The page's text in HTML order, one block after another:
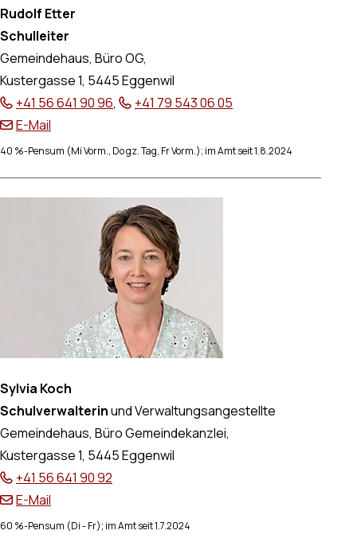
Rudolf Etter
Schulleiter
Gemeindehaus, Büro OG,
Kustergasse 1, 5445 Eggenwil
+41 56 641 90 96,
+41 79 543 06 05
E-Mail
40 %-Pensum (Mi Vorm., Do gz. Tag, Fr Vorm.); im Amt seit 1.8.2024
Sylvia Koch
Schulverwalterinund Verwaltungsangestellte
Gemeindehaus, Büro Gemeindekanzlei,
Kustergasse 1, 5445 Eggenwil
+41 56 641 90 92
E-Mail
60 %-Pensum (Di - Fr); im Amt seit 1.7.2024